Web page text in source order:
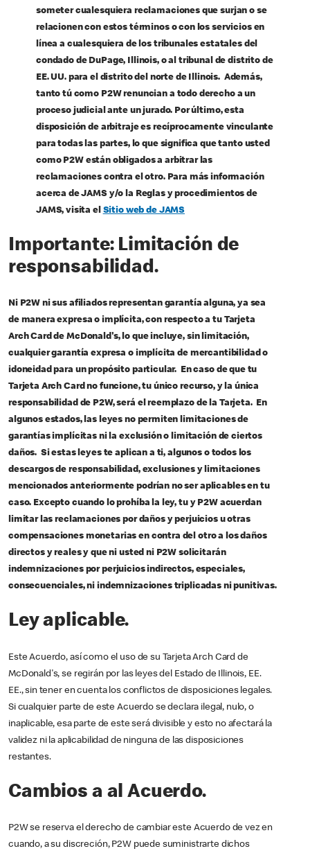
someter cualesquiera reclamaciones que surjan o se
relacionen con estos términos o con los servicios en
línea a cualesquiera de los tribunales estatales del
condado de DuPage, Illinois, o al tribunal de distrito de
EE. UU. para el distrito del norte de Illinois. Además,
tanto tú como P2W renuncian a todo derecho a un
proceso judicial ante un jurado. Por último, esta
disposición de arbitraje es recíprocamente vinculante
para todas las partes, lo que significa que tanto usted
como P2W están obligados a arbitrar las
reclamaciones contra el otro. Para más información
acerca de JAMS y/o la Reglas y procedimientos de
JAMS, visita el Sitio web de JAMS
Importante: Limitación de
responsabilidad.
Ni P2W ni sus afiliados representan garantía alguna, ya sea
de manera expresa o implícita, con respecto a tu Tarjeta
Arch Card de McDonald's, lo que incluye, sin limitación,
cualquier garantía expresa o implícita de mercantibilidad o
idoneidad para un propósito particular. En caso de que tu
Tarjeta Arch Card no funcione, tu único recurso, y la única
responsabilidad de P2W, será el reemplazo de la Tarjeta. En
algunos estados, las leyes no permiten limitaciones de
garantías implícitas ni la exclusión o limitación de ciertos
daños. Si estas leyes te aplican a ti, algunos o todos los
descargos de responsabilidad, exclusiones y limitaciones
mencionados anteriormente podrían no ser aplicables en tu
caso. Excepto cuando lo prohíba la ley, tu y P2W acuerdan
limitar las reclamaciones por daños y perjuicios u otras
compensaciones monetarias en contra del otro a los daños
directos y reales y que ni usted ni P2W solicitarán
indemnizaciones por perjuicios indirectos, especiales,
consecuenciales, ni indemnizaciones triplicadas ni punitivas.
Ley aplicable.
Este Acuerdo, así como el uso de su Tarjeta Arch Card de
McDonald's, se regirán por las leyes del Estado de Illinois, EE.
EE., sin tener en cuenta los conflictos de disposiciones legales.
Si cualquier parte de este Acuerdo se declara ilegal, nulo, o
inaplicable, esa parte de este será divisible y esto no afectará la
validez ni la aplicabilidad de ninguna de las disposiciones
restantes.
Cambios a al Acuerdo.
P2W se reserva el derecho de cambiar este Acuerdo de vez en
cuando, a su discreción, P2W puede suministrarte dichos